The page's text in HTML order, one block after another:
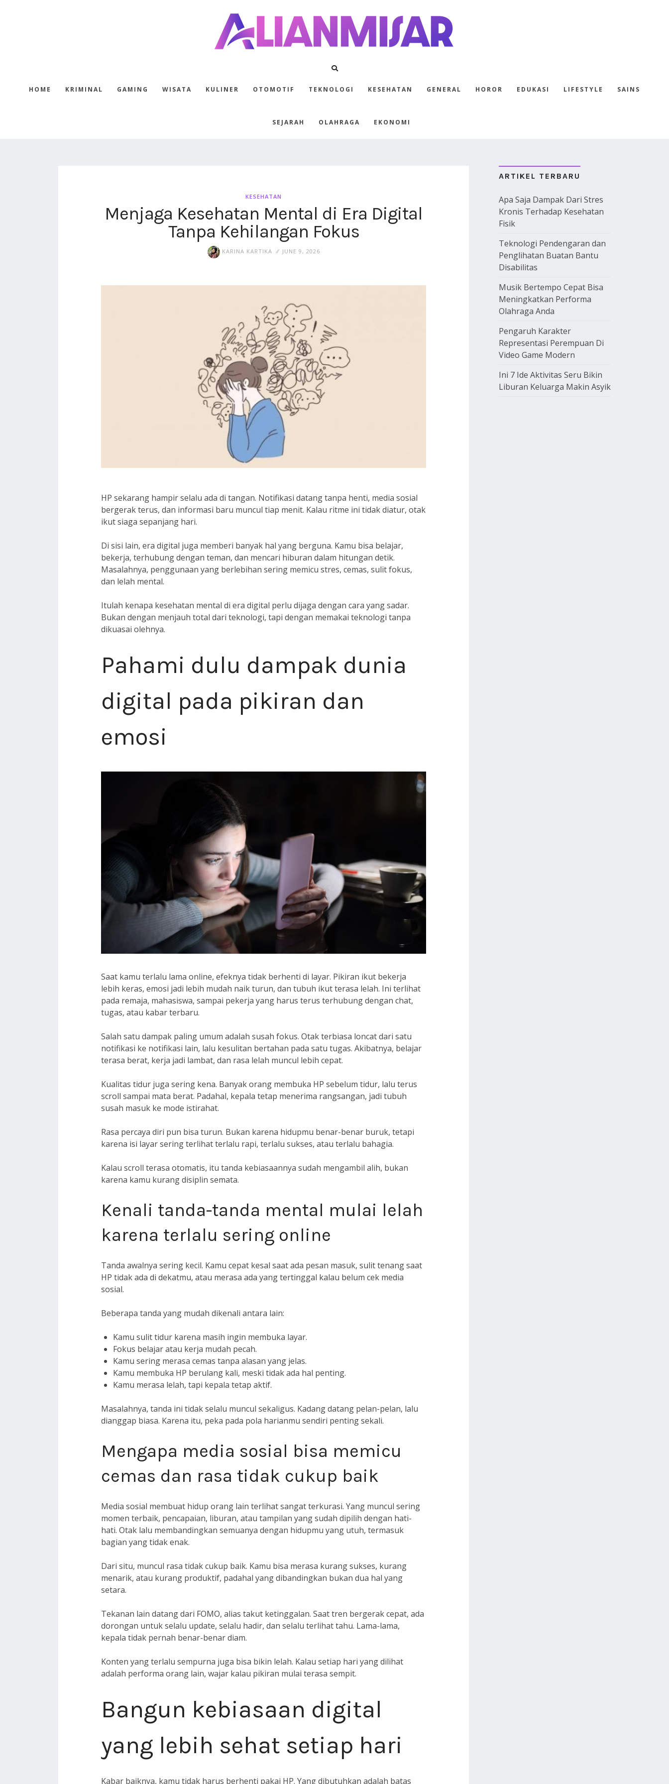
HOME KRIMINAL GAMING WISATA KULINER OTOMOTIF TEKNOLOGI KESEHATAN GENERAL HOROR EDUKASI LIFESTYLE SAINS
SEJARAH OLAHRAGA EKONOMI
KESEHATAN
Menjaga Kesehatan Mental di Era Digital
Tanpa Kehilangan Fokus
KARINA KARTIKA JUNE 9, 2026
HP sekarang hampir selalu ada di tangan. Notifikasi datang tanpa henti, media sosial
bergerak terus, dan informasi baru muncul tiap menit. Kalau ritme ini tidak diatur, otak
ikut siaga sepanjang hari.
Di sisi lain, era digital juga memberi banyak hal yang berguna. Kamu bisa belajar,
bekerja, terhubung dengan teman, dan mencari hiburan dalam hitungan detik.
Masalahnya, penggunaan yang berlebihan sering memicu stres, cemas, sulit fokus,
dan lelah mental.
Itulah kenapa kesehatan mental di era digital perlu dijaga dengan cara yang sadar.
Bukan dengan menjauh total dari teknologi, tapi dengan memakai teknologi tanpa
dikuasai olehnya.
Pahami dulu dampak dunia
digital pada pikiran dan
emosi
Saat kamu terlalu lama online, efeknya tidak berhenti di layar. Pikiran ikut bekerja
lebih keras, emosi jadi lebih mudah naik turun, dan tubuh ikut terasa lelah. Ini terlihat
pada remaja, mahasiswa, sampai pekerja yang harus terus terhubung dengan chat,
tugas, atau kabar terbaru.
Salah satu dampak paling umum adalah susah fokus. Otak terbiasa loncat dari satu
notifikasi ke notifikasi lain, lalu kesulitan bertahan pada satu tugas. Akibatnya, belajar
terasa berat, kerja jadi lambat, dan rasa lelah muncul lebih cepat.
Kualitas tidur juga sering kena. Banyak orang membuka HP sebelum tidur, lalu terus
scroll sampai mata berat. Padahal, kepala tetap menerima rangsangan, jadi tubuh
susah masuk ke mode istirahat.
Rasa percaya diri pun bisa turun. Bukan karena hidupmu benar-benar buruk, tetapi
karena isi layar sering terlihat terlalu rapi, terlalu sukses, atau terlalu bahagia.
Kalau scroll terasa otomatis, itu tanda kebiasaannya sudah mengambil alih, bukan
karena kamu kurang disiplin semata.
Kenali tanda-tanda mental mulai lelah
karena terlalu sering online
Tanda awalnya sering kecil. Kamu cepat kesal saat ada pesan masuk, sulit tenang saat
HP tidak ada di dekatmu, atau merasa ada yang tertinggal kalau belum cek media
sosial.
Beberapa tanda yang mudah dikenali antara lain:
Kamu sulit tidur karena masih ingin membuka layar.
Fokus belajar atau kerja mudah pecah.
Kamu sering merasa cemas tanpa alasan yang jelas.
Kamu membuka HP berulang kali, meski tidak ada hal penting.
Kamu merasa lelah, tapi kepala tetap aktif.
Masalahnya, tanda ini tidak selalu muncul sekaligus. Kadang datang pelan-pelan, lalu
dianggap biasa. Karena itu, peka pada pola harianmu sendiri penting sekali.
Mengapa media sosial bisa memicu
cemas dan rasa tidak cukup baik
Media sosial membuat hidup orang lain terlihat sangat terkurasi. Yang muncul sering
momen terbaik, pencapaian, liburan, atau tampilan yang sudah dipilih dengan hati-
hati. Otak lalu membandingkan semuanya dengan hidupmu yang utuh, termasuk
bagian yang tidak enak.
Dari situ, muncul rasa tidak cukup baik. Kamu bisa merasa kurang sukses, kurang
menarik, atau kurang produktif, padahal yang dibandingkan bukan dua hal yang
setara.
Tekanan lain datang dari FOMO, alias takut ketinggalan. Saat tren bergerak cepat, ada
dorongan untuk selalu update, selalu hadir, dan selalu terlihat tahu. Lama-lama,
kepala tidak pernah benar-benar diam.
Konten yang terlalu sempurna juga bisa bikin lelah. Kalau setiap hari yang dilihat
adalah performa orang lain, wajar kalau pikiran mulai terasa sempit.
Bangun kebiasaan digital
yang lebih sehat setiap hari
Kabar baiknya, kamu tidak harus berhenti pakai HP. Yang dibutuhkan adalah batas
ARTIKEL TERBARU
Apa Saja Dampak Dari Stres
Kronis Terhadap Kesehatan
Fisik
Teknologi Pendengaran dan
Penglihatan Buatan Bantu
Disabilitas
Musik Bertempo Cepat Bisa
Meningkatkan Performa
Olahraga Anda
Pengaruh Karakter
Representasi Perempuan Di
Video Game Modern
Ini 7 Ide Aktivitas Seru Bikin
Liburan Keluarga Makin Asyik